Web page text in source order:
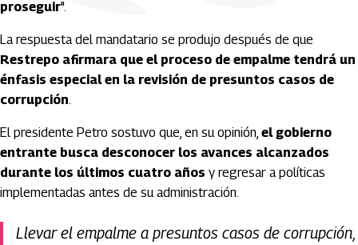
proseguir".
La respuesta del mandatario se produjo después de que
Restrepo afirmara que el proceso de empalme tendrá un
énfasis especial en la revisión de presuntos casos de
corrupción.
El presidente Petro sostuvo que, en su opinión, el gobierno
entrante busca desconocer los avances alcanzados
durante los últimos cuatro años y regresar a políticas
implementadas antes de su administración.
Llevar el empalme a presuntos casos de corrupción,